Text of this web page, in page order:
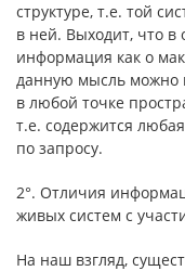
структуре, т.е. той
в ней. Выходит, что в
информация как о
данную мысль можно
в любой точке
т.е. содержится
по запросу.
2°. Отличия
живых систем с
На наш взгляд,